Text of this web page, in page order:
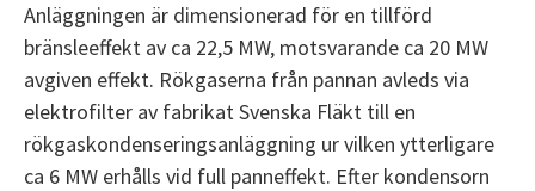
Anläggningen är dimensionerad för en tillförd
bränsleeffekt av ca 22,5 MW, motsvarande ca 20 MW
avgiven effekt. Rökgaserna från pannan avleds via
elektrofilter av fabrikat Svenska Fläkt till en
rökgaskondenseringsanläggning ur vilken ytterligare
ca 6 MW erhålls vid full panneffekt. Efter kondensorn